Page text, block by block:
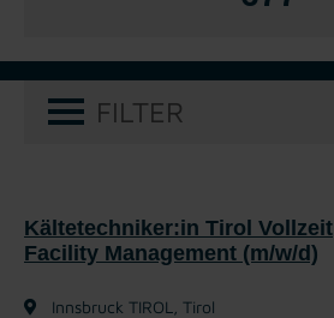
FILTER
Kältetechniker:in Tirol Vollzeit
Facility Management (m/w/d)
Innsbruck TIROL, Tirol